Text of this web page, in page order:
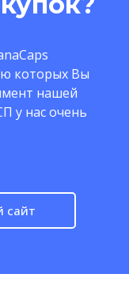
которых Вы
нашей
у нас очень
сайт